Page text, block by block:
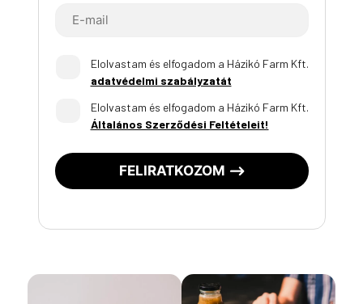
Elolvastam és elfogadom a Házikó Farm Kft.
adatvédelmi szabályzatát
Elolvastam és elfogadom a Házikó Farm Kft.
Általános Szerződési Feltételeit!
FELIRATKOZOM